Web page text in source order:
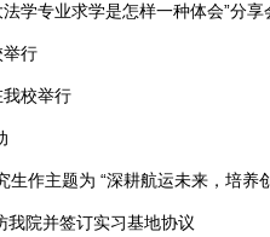
学专业求学是怎样一种体会”分享
举行
我校举行
作主题为 “深耕航运未来，培养
我院并签订实习基地协议